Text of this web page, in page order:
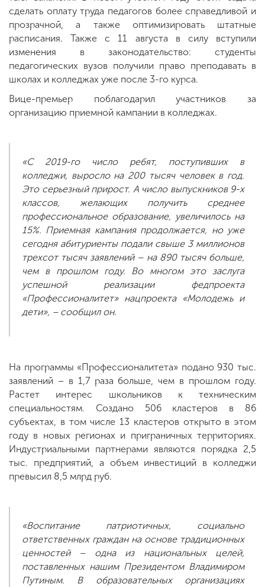
сделать оплату труда педагогов более справедливой и
прозрачной, а также оптимизировать штатные
расписания. Также с 11 августа в силу вступили
изменения в законодательство: студенты
педагогических вузов получили право преподавать в
школах и колледжах уже после 3-го курса.
Вице-премьер поблагодарил участников за
организацию приемной кампании в колледжах.
«С 2019-го число ребят, поступивших в
колледжи, выросло на 200 тысяч человек в год.
Это серьезный прирост. А число выпускников 9-х
классов, желающих получить среднее
профессиональное образование, увеличилось на
15%. Приемная кампания продолжается, но уже
сегодня абитуриенты подали свыше 3 миллионов
трехсот тысяч заявлений – на 890 тысяч больше,
чем в прошлом году. Во многом это заслуга
успешной реализации федпроекта
«Профессионалитет» нацпроекта «Молодежь и
дети», – сообщил он.
На программы «Профессионалитета» подано 930 тыс.
заявлений – в 1,7 раза больше, чем в прошлом году.
Растет интерес школьников к техническим
специальностям. Создано 506 кластеров в 86
субъектах, в том числе 13 кластеров открыто в этом
году в новых регионах и приграничных территориях.
Индустриальными партнерами являются порядка 2,5
тыс. предприятий, а объем инвестиций в колледжи
превысил 8,5 млрд руб.
«Воспитание патриотичных, социально
ответственных граждан на основе традиционных
ценностей – одна из национальных целей,
поставленных нашим Президентом Владимиром
Путиным. В образовательных организациях